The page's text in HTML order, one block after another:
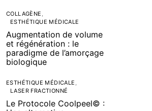
COLLAGÈNE
ESTHÉTIQUE MÉDICALE
Augmentation de volume
et régénération : le
paradigme de l’amorçage
biologique
ESTHÉTIQUE MÉDICALE
LASER FRACTIONNÉ
Le Protocole Coolpeel© :